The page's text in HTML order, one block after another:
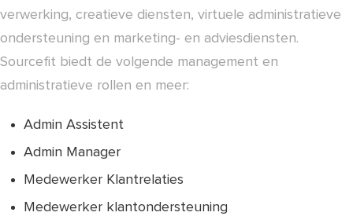
verwerking, creatieve diensten, virtuele administratieve
ondersteuning en marketing- en adviesdiensten.
Sourcefit biedt de volgende management en
administratieve rollen en meer:
Admin Assistent
Admin Manager
Medewerker Klantrelaties
Medewerker klantondersteuning